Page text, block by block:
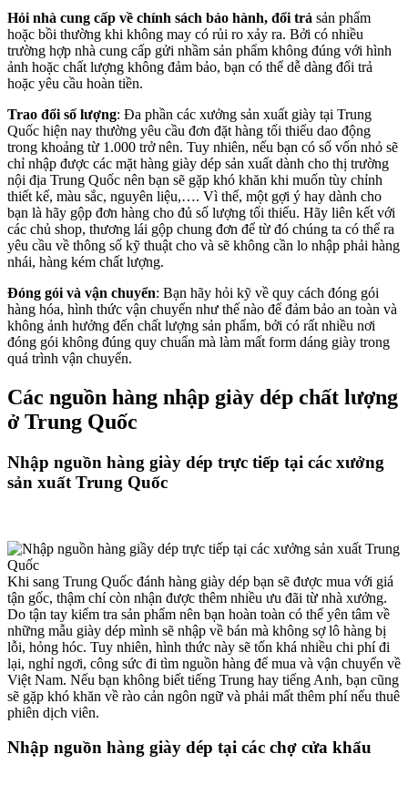
Hỏi nhà cung cấp về chính sách bảo hành, đổi trả sản phẩm
hoặc bồi thường khi không may có rủi ro xảy ra. Bởi có nhiều
trường hợp nhà cung cấp gửi nhầm sản phẩm không đúng với hình
ảnh hoặc chất lượng không đảm bảo, bạn có thể dễ dàng đổi trả
hoặc yêu cầu hoàn tiền.
Trao đổi số lượng: Đa phần các xưởng sản xuất giày tại Trung
Quốc hiện nay thường yêu cầu đơn đặt hàng tối thiểu dao động
trong khoảng từ 1.000 trở nên. Tuy nhiên, nếu bạn có số vốn nhỏ sẽ
chỉ nhập được các mặt hàng giày dép sản xuất dành cho thị trường
nội địa Trung Quốc nên bạn sẽ gặp khó khăn khi muốn tùy chỉnh
thiết kế, màu sắc, nguyên liệu,…. Vì thế, một gợi ý hay dành cho
bạn là hãy gộp đơn hàng cho đủ số lượng tối thiểu. Hãy liên kết với
các chủ shop, thương lái gộp chung đơn để từ đó chúng ta có thể ra
yêu cầu về thông số kỹ thuật cho và sẽ không cần lo nhập phải hàng
nhái, hàng kém chất lượng.
Đóng gói và vận chuyển: Bạn hãy hỏi kỹ về quy cách đóng gói
hàng hóa, hình thức vận chuyển như thế nào để đảm bảo an toàn và
không ảnh hưởng đến chất lượng sản phẩm, bởi có rất nhiều nơi
đóng gói không đúng quy chuẩn mà làm mất form dáng giày trong
quá trình vận chuyển.
Các nguồn hàng nhập giày dép chất lượng
ở Trung Quốc
Nhập nguồn hàng giày dép trực tiếp tại các xưởng
sản xuất Trung Quốc
Khi sang Trung Quốc đánh hàng giày dép bạn sẽ được mua với giá
tận gốc, thậm chí còn nhận được thêm nhiều ưu đãi từ nhà xưởng.
Do tận tay kiểm tra sản phẩm nên bạn hoàn toàn có thể yên tâm về
những mẫu giày dép mình sẽ nhập về bán mà không sợ lô hàng bị
lỗi, hỏng hóc. Tuy nhiên, hình thức này sẽ tốn khá nhiều chi phí đi
lại, nghỉ ngơi, công sức đi tìm nguồn hàng để mua và vận chuyển về
Việt Nam. Nếu bạn không biết tiếng Trung hay tiếng Anh, bạn cũng
sẽ gặp khó khăn về rào cản ngôn ngữ và phải mất thêm phí nếu thuê
phiên dịch viên.
Nhập nguồn hàng giày dép tại các chợ cửa khẩu